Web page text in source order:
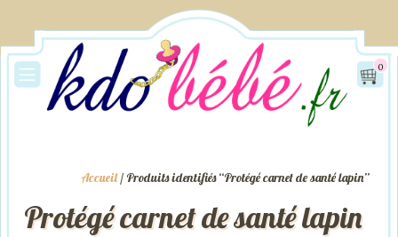
0
Accueil/ Produits identifiés “Protégé carnet de santé lapin”
Protégé carnet de santé lapin